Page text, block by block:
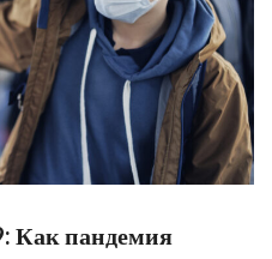
Как пандемия